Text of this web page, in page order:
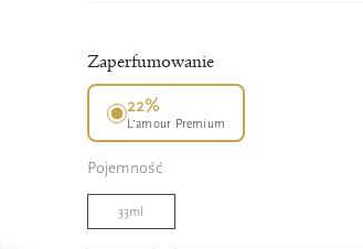
Zaperfumowanie
22%
L’amour Premium
Pojemność
33ml